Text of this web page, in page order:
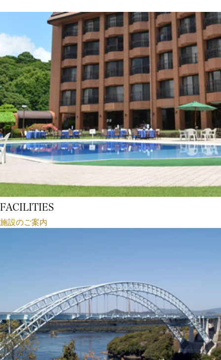
FACILITIES
施設のご案内